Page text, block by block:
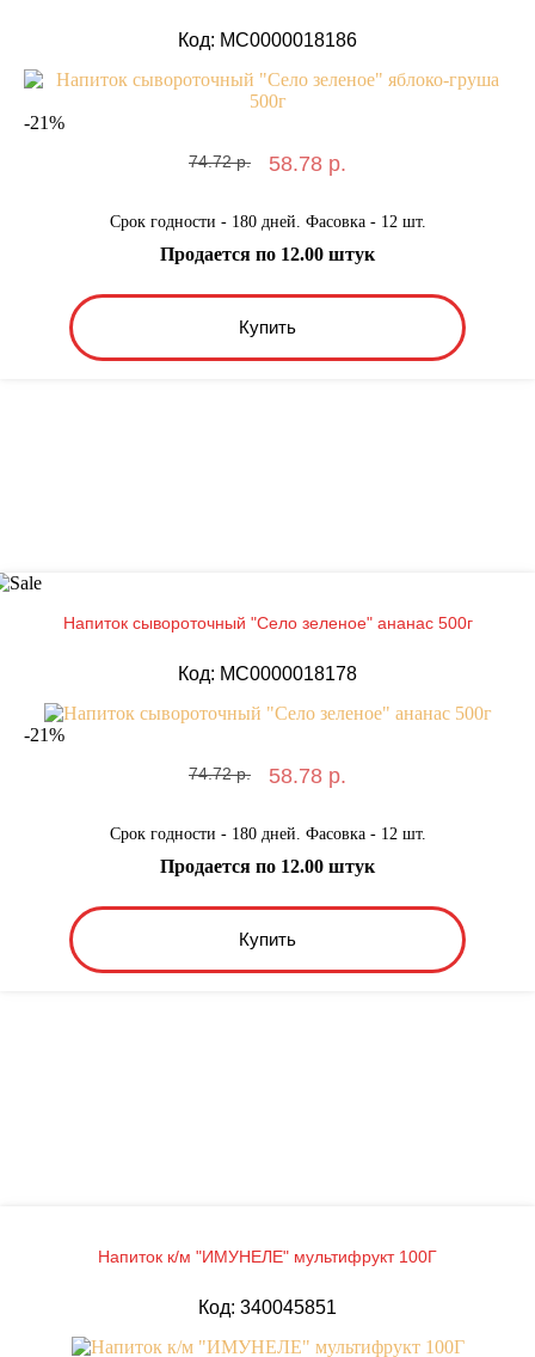
Код: MС0000018186
-21%
74.72 р. 58.78 р.
Срок годности - 180 дней. Фасовка - 12 шт.
Купить
Продается по 12.00 штук
Напиток сывороточный "Село зеленое" ананас 500г
Код: MС0000018178
-21%
74.72 р. 58.78 р.
Срок годности - 180 дней. Фасовка - 12 шт.
Купить
Продается по 12.00 штук
Напиток к/м "ИМУНЕЛЕ" мультифрукт 100Г
Код: 340045851